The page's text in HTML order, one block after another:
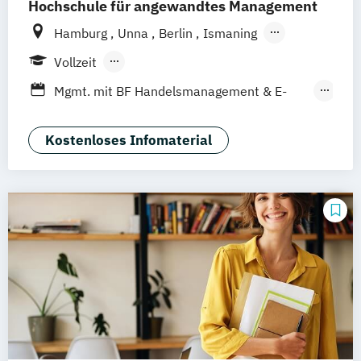
Hochschule für angewandtes Management
Hamburg Unna Berlin
Ismaning
Mannheim
Stuttgart
Vollzeit
Berufsbegleitendes Präsenzstudium
Mgmt. mit BF Handelsmanagement & E-
Social Media Studies Sportmanagement
Kostenloses Infomaterial